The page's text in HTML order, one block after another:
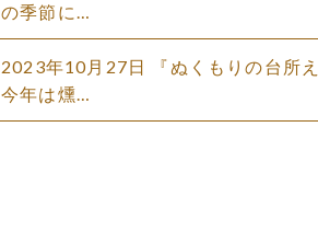
の季節に…
2023年10月27日 『ぬくもりの台所
今年は燻…